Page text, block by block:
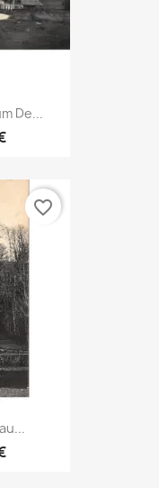
De...
favorite_border